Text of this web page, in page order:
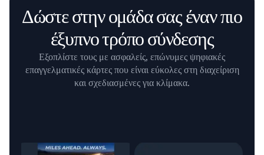
Δώστε στην ομάδα σας έναν πιο
έξυπνο τρόπο σύνδεσης
Εξοπλίστε τους με ασφαλείς, επώνυμες ψηφιακές
επαγγελματικές κάρτες που είναι εύκολες στη διαχείριση
και σχεδιασμένες για κλίμακα.